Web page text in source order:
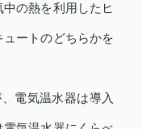
の熱を利用したヒ
ートのどちらかを
電気温水器は導入